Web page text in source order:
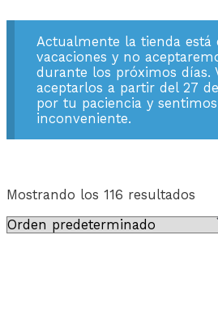
Actualmente la tienda está
vacaciones y no
durante los próximos días.
aceptarlos a partir del 27
por tu paciencia y
inconveniente.
Mostrando los 116 resultados